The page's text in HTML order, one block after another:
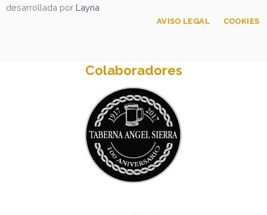
desarrollada por Layna
AVISO LEGAL COOKIES
Colaboradores